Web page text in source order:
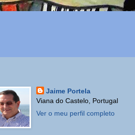
Jaime Portela
Viana do Castelo, Portugal
Ver o meu perfil completo